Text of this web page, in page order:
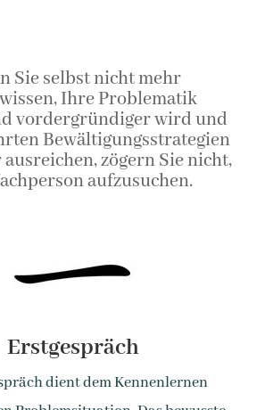
Sie selbst nicht mehr
Ihre Problematik
vordergründiger wird und
Bewältigungsstrategien
zögern Sie nicht,
aufzusuchen.
Erstgespräch
dient dem Kennenlernen